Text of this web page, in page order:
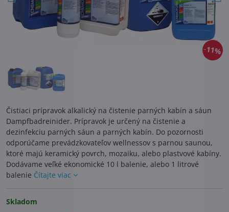
11%
Čistiaci prípravok alkalický na čistenie parných kabín a sáun
Dampfbadreinider. Prípravok je určený na čistenie a
dezinfekciu parných sáun a parných kabín. Do pozornosti
odporúčame prevádzkovateľov wellnessov s parnou saunou,
ktoré majú keramický povrch, mozaiku, alebo plastvové kabíny.
Dodávame veľké ekonomické 10 l balenie, alebo 1 litrové
balenie Čítajte viac
Skladom